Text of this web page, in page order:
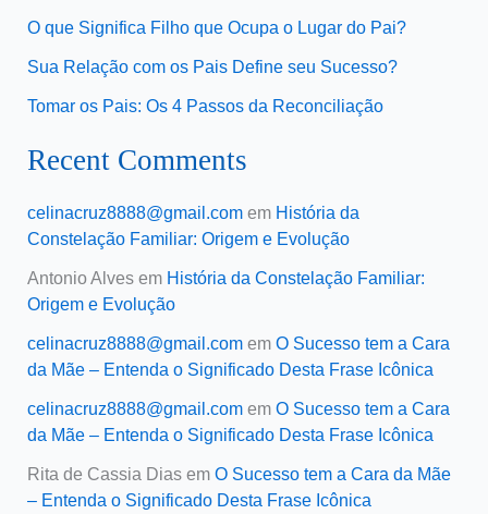
O que Significa Filho que Ocupa o Lugar do Pai?
Sua Relação com os Pais Define seu Sucesso?
Tomar os Pais: Os 4 Passos da Reconciliação
Recent Comments
celinacruz8888@gmail.comem História da
Constelação Familiar: Origem e Evolução
Antonio Alvesem História da Constelação Familiar:
Origem e Evolução
celinacruz8888@gmail.comem O Sucesso tem a Cara
da Mãe – Entenda o Significado Desta Frase Icônica
celinacruz8888@gmail.comem O Sucesso tem a Cara
da Mãe – Entenda o Significado Desta Frase Icônica
Rita de Cassia Diasem O Sucesso tem a Cara da Mãe
– Entenda o Significado Desta Frase Icônica